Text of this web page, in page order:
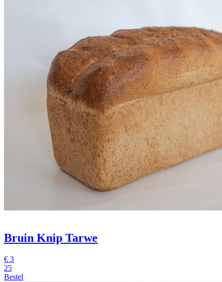
Bruin Knip Tarwe
€ 3
25
Bestel